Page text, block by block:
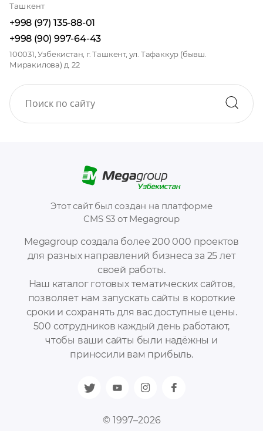
Megagroup создала более 200 000 проектов
для разных направлений бизнеса за 25 лет
своей работы.
Наш каталог готовых тематических сайтов,
позволяет нам запускать сайты в короткие
сроки и сохранять для вас доступные цены.
500 сотрудников каждый день работают,
чтобы ваши сайты были надёжны и
приносили вам прибыль.
© 1997–2026
Этот сайт был создан на платформе
CMS S3 от Megagroup
Ташкент
+998 (97) 135-88-01
+998 (90) 997-64-43
100031, Узбекистан, г. Ташкент, ул. Тафаккур (бывш.
Миракилова) д. 22